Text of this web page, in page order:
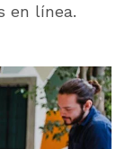
en línea.